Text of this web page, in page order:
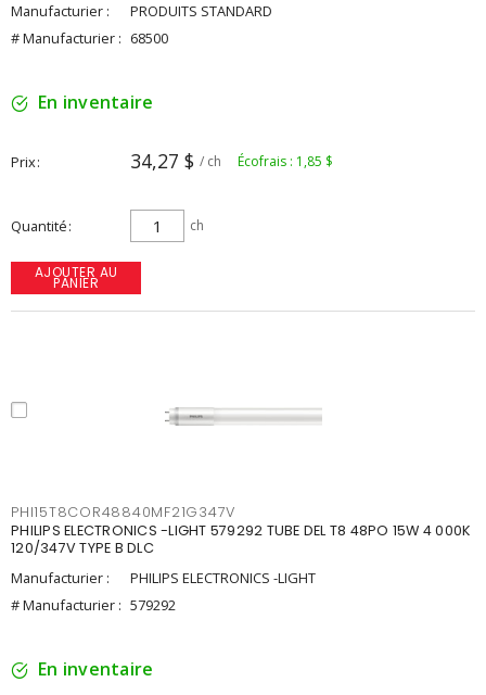
Manufacturier :
PRODUITS STANDARD
# Manufacturier : 68500
En inventaire
Prix 34,27 $ / ch Écofrais : 1,85 $
Quantité ch
AJOUTER AU
PANIER
PHI15T8COR48840MF21G347V
PHILIPS ELECTRONICS -LIGHT 579292 TUBE DEL T8 48PO 15W 4 000K
120/347V TYPE B DLC
Manufacturier :
PHILIPS ELECTRONICS -LIGHT
# Manufacturier : 579292
En inventaire